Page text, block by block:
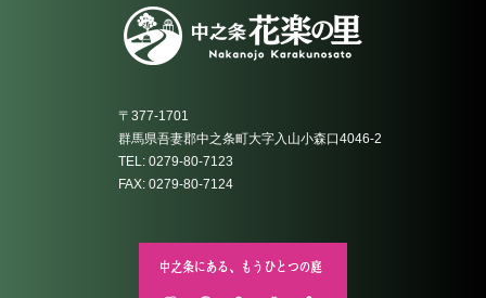
〒377-1701
群馬県吾妻郡中之条町大字入山小森口4046-2
TEL: 0279-80-7123
FAX: 0279-80-7124